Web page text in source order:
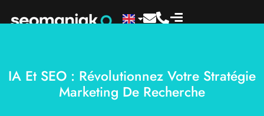
IA Et SEO : Révolutionnez Votre Stratégie
Marketing De Recherche